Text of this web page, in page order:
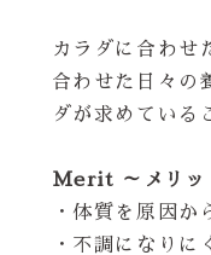
カラダに合わせ
合わせた日々の
ダが求めている
Merit ～メリッ
・体質を原因か
・不調になりに